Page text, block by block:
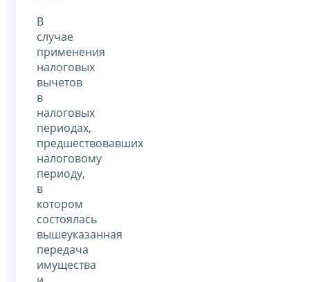
В
случае
применения
налоговых
вычетов
в
налоговых
периодах,
предшествовавших
налоговому
периоду,
в
котором
состоялась
вышеуказанная
передача
имущества